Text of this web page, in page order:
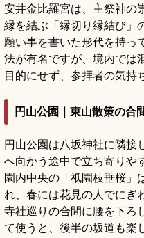
安井金比羅宮は、主祭神の
縁を結ぶ「縁切り縁結び」
願い事を書いた形代を持っ
法が有名ですが、境内では
目的にせず、参拝者の気持
円山公園｜東山散策の合
円山公園は八坂神社に隣接
へ向かう途中で立ち寄りや
園内中央の「祇園枝垂桜」
れ、春には花見の人でにぎ
寺社巡りの合間に腰を下ろ
て使うと、後半の坂道も楽